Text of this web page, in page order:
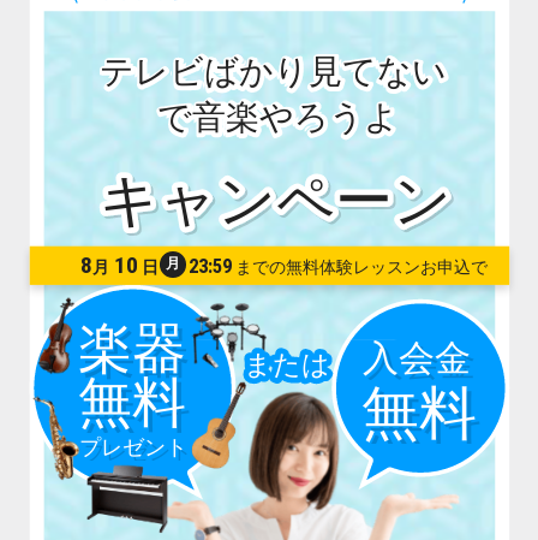
テレビばかり見てない
で音楽やろうよ
8 月 10 日 月 23:59